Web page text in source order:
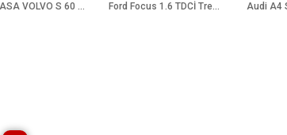
YENİ KASA VOLVO S 60 PREMİUM 1.6 DİZELOTOMATİK Ford Focus 1.6 TDCİ Trend